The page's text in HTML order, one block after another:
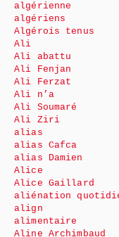
algérienne
algériens
Algérois tenus
Ali
Ali abattu
Ali Fenjan
Ali Ferzat
Ali n’a
Ali Soumaré
Ali Ziri
alias
alias Cafca
alias Damien
Alice
Alice Gaillard
aliénation
align
alimentaire
Aline Archimbaud